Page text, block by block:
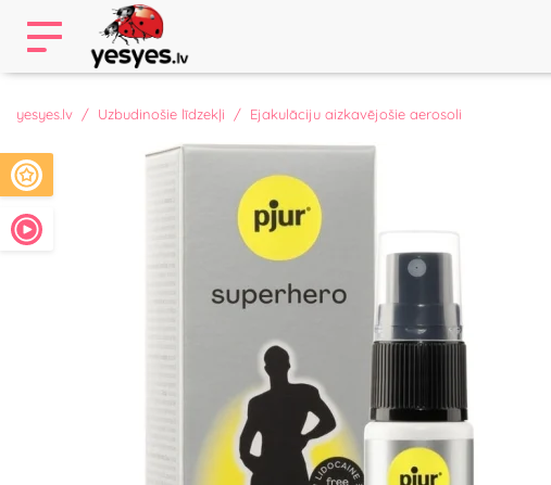
yesyes.lv Uzbudinošie līdzekļi Ejakulāciju aizkavējošie aerosoli